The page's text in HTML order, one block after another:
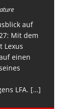
auf
Mit dem
Lexus
einen
LFA. […]